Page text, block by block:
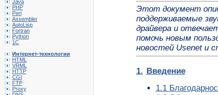
Java
PHP
Perl
Assembler
AutoLisp
Fortran
Python
1C
Интернет-технологии
HTML
VRML
HTTP
CGI
FTP
Proxy
Этот документ
поддерживаемые
драйвера и
помочь новым
новостей Usenet и
1. Введение
1.1